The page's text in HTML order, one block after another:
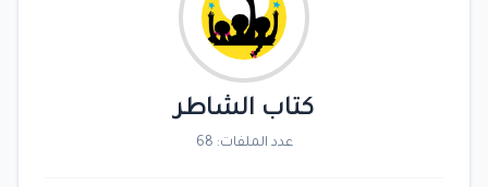
كتاب الشاطر
عدد الملفات: 68